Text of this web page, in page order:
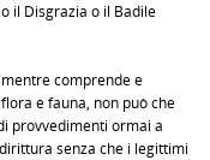
il Disgrazia o il Badile
comprende e
e fauna, non può che
provvedimenti ormai a
senza che i legittimi